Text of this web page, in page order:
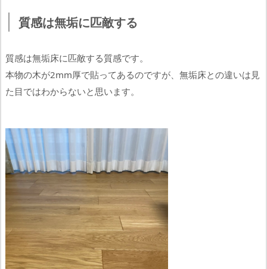
質感は無垢に匹敵する
質感は無垢床に匹敵する質感です。
本物の木が2mm厚で貼ってあるのですが、無垢床との違いは見
た目ではわからないと思います。